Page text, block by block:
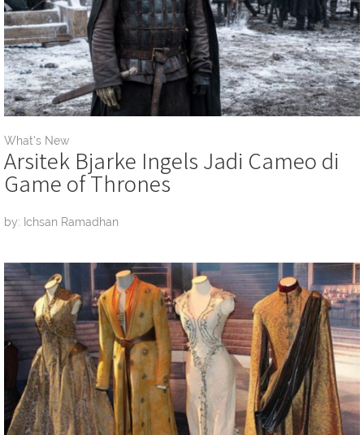
What's New
Arsitek Bjarke Ingels Jadi Cameo di
Game of Thrones
by: Ichsan Ramadhan